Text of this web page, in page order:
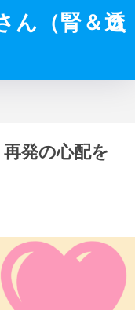
ん（腎＆透
発の心配を